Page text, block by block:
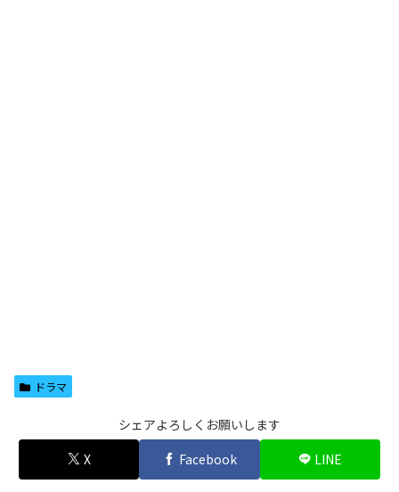
ドラマ
シェアよろしくお願いします
X
Facebook LINE